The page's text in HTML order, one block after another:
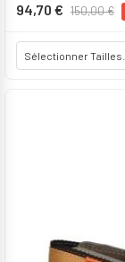
94,70 € 150,00 €